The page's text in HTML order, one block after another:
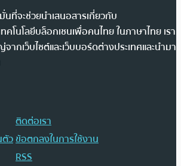
ที่จะช่วยนำเสนอสารเกี่ยวกับ
คโนโลยีบล็อกเชนเพื่อคนไทย ในภาษาไทย เรา
กเว็บไซต์และเว็บบอร์ดต่างประเทศและนำมา
ติดต่อเรา
ตัวข้อตกลงในการใช้งาน
RSS